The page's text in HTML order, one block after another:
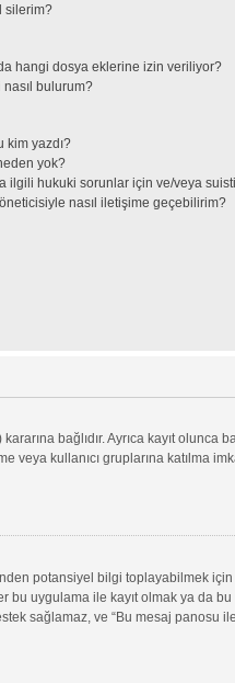
silerim?
hangi dosya eklerine izin veriliyor?
bulurum?
kim yazdı?
yok?
ilgili hukuki sorunlar için ve/veya
nasıl iletişime geçebilirim?
bağlıdır. Ayrıca kayıt olunca
kullanıcı gruplarına katılma
potansiyel bilgi toplayabilmek için
uygulama ile kayıt olmak ya da
sağlamaz, ve “Bu mesaj panosu